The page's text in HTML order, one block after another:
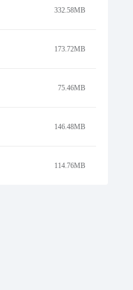
332.58MB
173.72MB
75.46MB
146.48MB
114.76MB